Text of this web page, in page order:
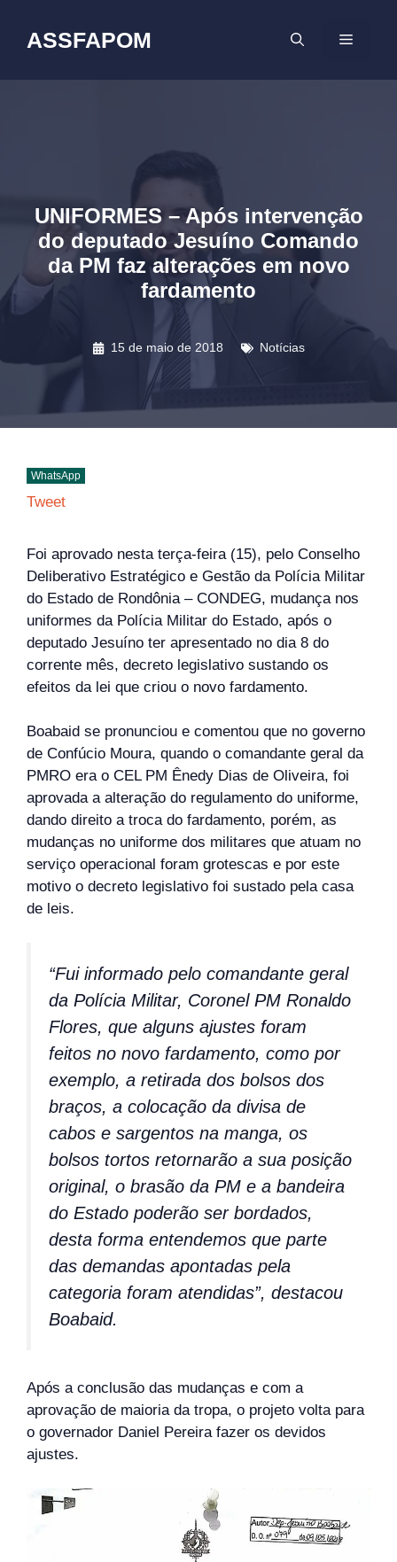
conteúdo
ASSFAPOM MENU
UNIFORMES – Após intervenção
do deputado Jesuíno Comando
da PM faz alterações em novo
fardamento
15 de maio de 2018 Notícias
WhatsApp
Tweet
Foi aprovado nesta terça-feira (15), pelo Conselho
Deliberativo Estratégico e Gestão da Polícia Militar
do Estado de Rondônia – CONDEG, mudança nos
uniformes da Polícia Militar do Estado, após o
deputado Jesuíno ter apresentado no dia 8 do
corrente mês, decreto legislativo sustando os
efeitos da lei que criou o novo fardamento.
Boabaid se pronunciou e comentou que no governo
de Confúcio Moura, quando o comandante geral da
PMRO era o CEL PM Ênedy Dias de Oliveira, foi
aprovada a alteração do regulamento do uniforme,
dando direito a troca do fardamento, porém, as
mudanças no uniforme dos militares que atuam no
serviço operacional foram grotescas e por este
motivo o decreto legislativo foi sustado pela casa
de leis.
“Fui informado pelo comandante geral
da Polícia Militar, Coronel PM Ronaldo
Flores, que alguns ajustes foram
feitos no novo fardamento, como por
exemplo, a retirada dos bolsos dos
braços, a colocação da divisa de
cabos e sargentos na manga, os
bolsos tortos retornarão a sua posição
original, o brasão da PM e a bandeira
do Estado poderão ser bordados,
desta forma entendemos que parte
das demandas apontadas pela
categoria foram atendidas”, destacou
Boabaid.
Após a conclusão das mudanças e com a
aprovação de maioria da tropa, o projeto volta para
o governador Daniel Pereira fazer os devidos
ajustes.